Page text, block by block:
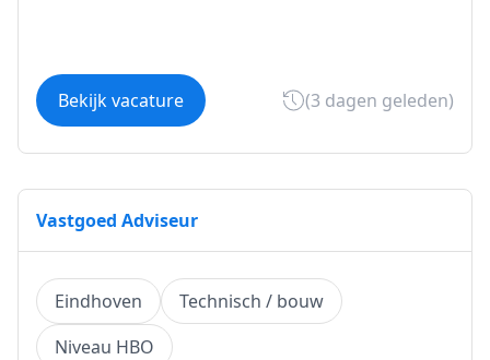
Bekijk vacature (3 dagen geleden)
Vastgoed Adviseur
Eindhoven
Technisch / bouw
Niveau HBO